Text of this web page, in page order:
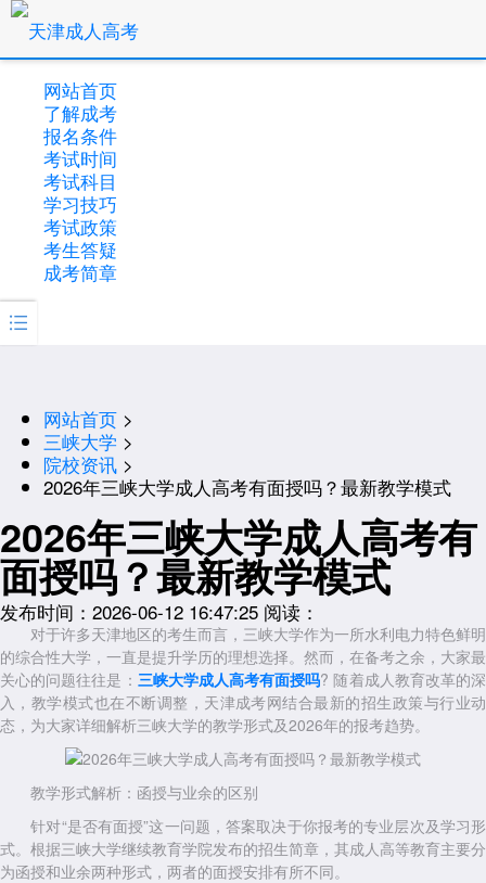
网站首页
了解成考
报名条件
考试时间
考试科目
学习技巧
考试政策
考生答疑
成考简章

网站首页 >
三峡大学 >
院校资讯 >
2026年三峡大学成人高考有面授吗？最新教学模式
2026年三峡大学成人高考有
面授吗？最新教学模式
发布时间：2026-06-12 16:47:25 阅读：
对于许多天津地区的考生而言，三峡大学作为一所水利电力特色鲜明
的综合性大学，一直是提升学历的理想选择。然而，在备考之余，大家最
关心的问题往往是： 三峡大学成人高考有面授吗? 随着成人教育改革的深
入，教学模式也在不断调整，天津成考网结合最新的招生政策与行业动
态，为大家详细解析三峡大学的教学形式及2026年的报考趋势。
教学形式解析：函授与业余的区别
针对“是否有面授”这一问题，答案取决于你报考的专业层次及学习形
式。根据三峡大学继续教育学院发布的招生简章，其成人高等教育主要分
为函授和业余两种形式，两者的面授安排有所不同。